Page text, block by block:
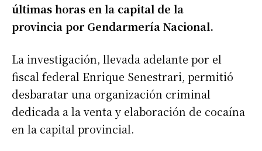
últimas horas en la capital de la
provincia por Gendarmería Nacional.
La investigación, llevada adelante por el
fiscal federal Enrique Senestrari, permitió
desbaratar una organización criminal
dedicada a la venta y elaboración de cocaína
en la capital provincial.